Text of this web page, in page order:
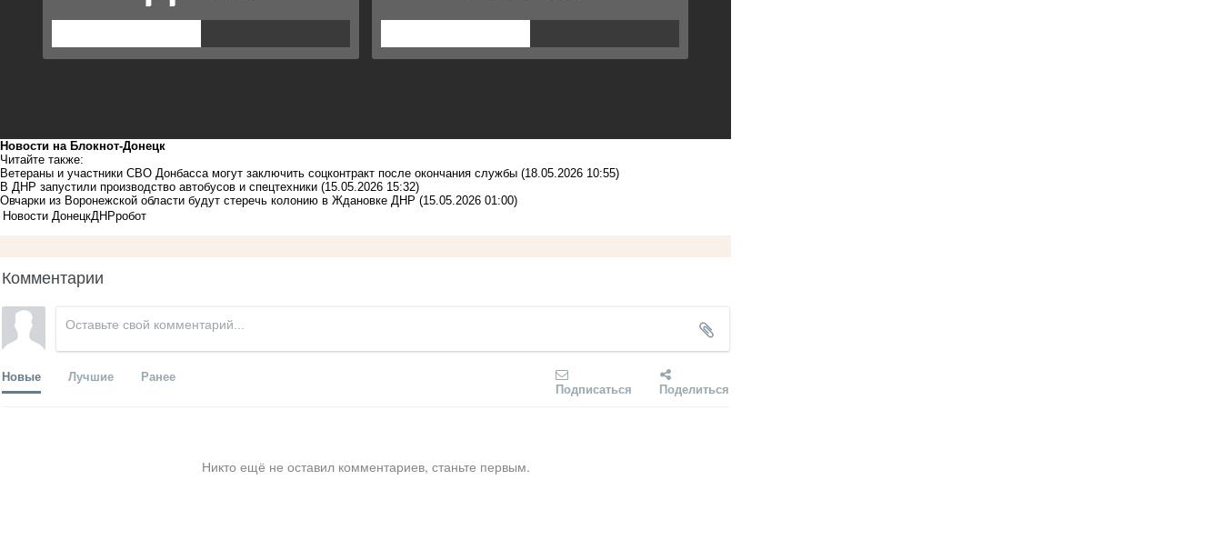
Новости на Блoкнoт-Донецк
Читайте также:
Ветераны и участники СВО Донбасса могут заключить соцконтракт после окончания службы (18.05.2026 10:55)
В ДНР запустили производство автобусов и спецтехники (15.05.2026 15:32)
Овчарки из Воронежской области будут стеречь колонию в Ждановке ДНР (15.05.2026 01:00)
Новости ДонецкДНРробот
Комментарии
Новые Лучшие Ранее
Подписаться Поделиться
Никто ещё не оставил комментариев, станьте первым.